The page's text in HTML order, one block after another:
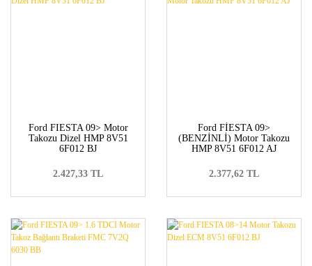
Ford FIESTA 09> Motor
Takozu Dizel HMP 8V51
6F012 BJ
2.427,33 TL
Ford FİESTA 09>
(BENZİNLİ) Motor Takozu
HMP 8V51 6F012 AJ
2.377,62 TL